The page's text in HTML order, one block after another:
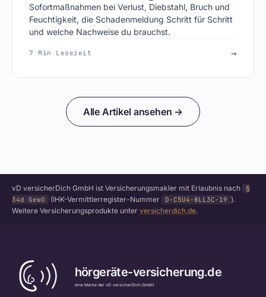
Sofortmaßnahmen bei Verlust, Diebstahl, Bruch und
Feuchtigkeit, die Schadenmeldung Schritt für Schritt
und welche Nachweise du brauchst.
7 Min Lesezeit →
Alle Artikel ansehen →
vD versicherDich GmbH ist Versicherungsmakler mit Erlaubnis nach
§
34d GewO
(IHK-Vermittlerregister-Nummer D-C5U4-8LL3C-19 ).
Weitere Versicherungsprodukte unter versicherdich.de.